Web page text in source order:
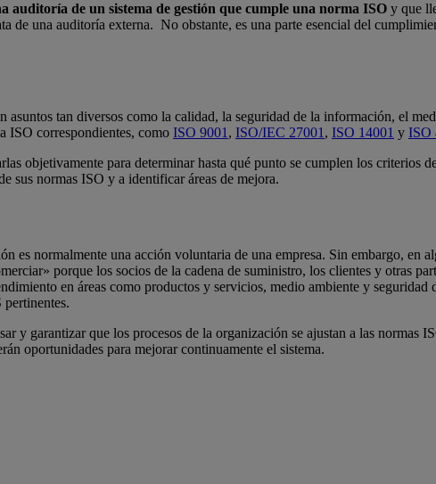
auditoría de un sistema de gestión que cumple una norma ISO y que
una auditoría externa. No obstante, es una parte esencial del
asuntos tan diversos como la calidad, la seguridad de la información, el
ISO correspondientes, como ISO 9001 , ISO/IEC 27001 , ISO 14001 y ISO
objetivamente para determinar hasta qué punto se cumplen los criterios
sus normas ISO y a identificar áreas de mejora.
normalmente una acción voluntaria de una empresa. Sin embargo, en
porque los socios de la cadena de suministro, los clientes y otras
en áreas como productos y servicios, medio ambiente y
y garantizar que los procesos de la organización se ajustan a las normas
oportunidades para mejorar continuamente el sistema.